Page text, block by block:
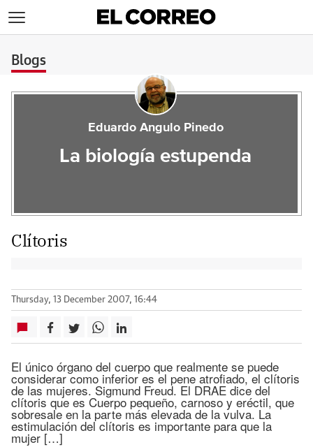
Blogs
Eduardo Angulo Pinedo
La biología estupenda
Clítoris
Thursday, 13 December 2007, 16:44
El único órgano del cuerpo que realmente se puede
considerar como inferior es el pene atrofiado, el clítoris
de las mujeres. Sigmund Freud. El DRAE dice del
clítoris que es Cuerpo pequeño, carnoso y eréctil, que
sobresale en la parte más elevada de la vulva. La
estimulación del clítoris es importante para que la
mujer […]